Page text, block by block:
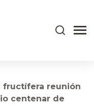
fructífera reunión
centenar de